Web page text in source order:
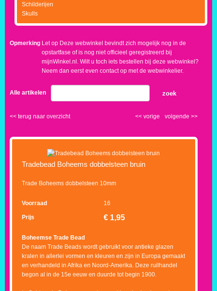
Schilderijen
Skulls
Opmerking Let op Deze webwinkel bevindt zich mogelijk nog in de
opstartfase of is nog niet officieel geregistreerd bij
mijnWinkel.nl. Wilt u toch iets bestellen bij deze webwinkel?
Neem dan eerst even contact op met de webwinkelier.
Alle artikelen zoek
<< terug naar overzicht volgende >>
<< vorige
Tradebead Boheems dobbelsteen bruin
Trade Boheems dobbelsteen 10mm
Voorraad 16
Prijs € 1,95
Boheemse Trade Bead
De naam Trade Beads wordt gebruikt voor antieke glazen
kralen in allerlei vormen en kleuren en zijn in Europa gemaakt
en verhandeld in Afrika en Noord-Amerika. Deze ruilhandel
begon al in de 15e eeuw en duurde tot begin 1900.